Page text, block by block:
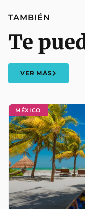
MÉXICO
TAMBIÉN
Te
VER MÁS